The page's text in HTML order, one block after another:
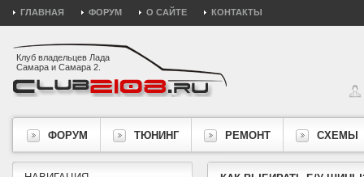
ГЛАВНАЯ ФОРУМ О САЙТЕ КОНТАКТЫ
Клуб владельцев Лада
Самара и Самара 2.
ФОРУМ ТЮНИНГ РЕМОНТ СХЕМЫ